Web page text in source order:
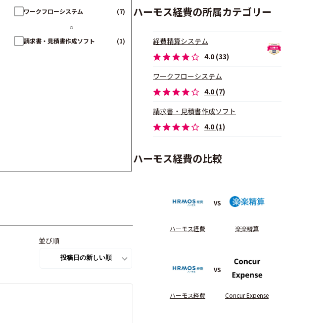
ワークフローシステム (7)
請求書・見積書作成ソフト (1)
並び順
ハーモス経費の所属カテゴリー
経費精算システム
4.0 (33)
ワークフローシステム
4.0 (7)
請求書・見積書作成ソフト
4.0 (1)
ハーモス経費の比較
ハーモス経費
VS
楽楽精算
ハーモス経費
VS
Concur Expense